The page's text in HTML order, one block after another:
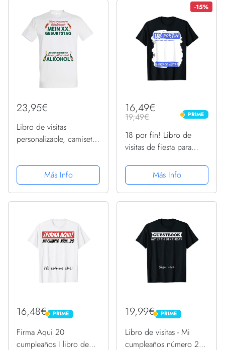
23,95€
Libro de visitas
personalizable, camiseta
firmar el nombre, libro
de visitas personalizado,
cumpleaños XX., Blanco,
S
Más Info
-15%
16,49€
19,49€ PRIME
PRIME
18 por fin! Libro de
visitas de fiesta para
Más Info
16,48€ PRIME
PRIME
Firma Aqui 20
cumpleaños I libro de
19,99€ PRIME
PRIME
Libro de visitas - Mi
cumpleaños número 24